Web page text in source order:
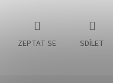
ZEPTAT SE SDÍLET